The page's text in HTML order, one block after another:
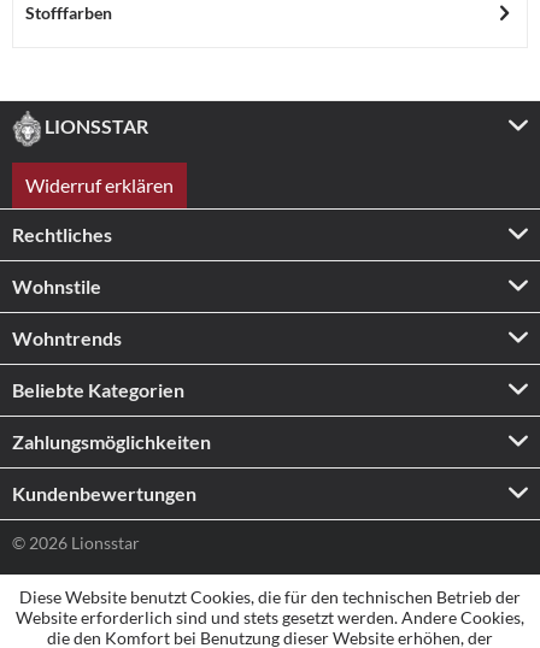
Stofffarben
LIONSSTAR
Widerruf erklären
Rechtliches
Wohnstile
Wohntrends
Beliebte Kategorien
Zahlungs­möglichkeiten
Kundenbewertungen
© 2026 Lionsstar
Diese Website benutzt Cookies, die für den technischen Betrieb der
Website erforderlich sind und stets gesetzt werden. Andere Cookies,
die den Komfort bei Benutzung dieser Website erhöhen, der